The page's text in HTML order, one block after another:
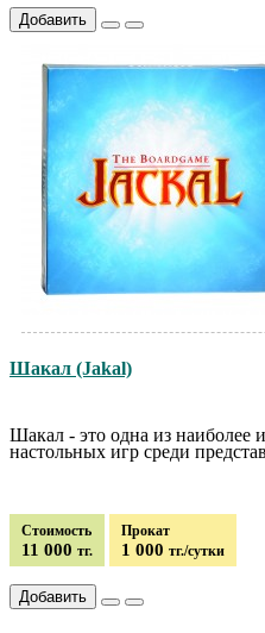
Добавить
Шакал (Jakal)
Шакал - это одна из наиболее
настольных игр среди
Стоимость
11 000 тг.
Прокат
1 000 тг./сутки
Добавить